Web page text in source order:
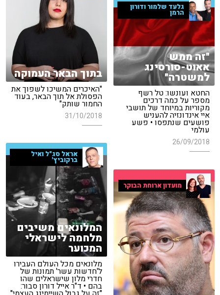
בתוך הבאר העמוקה
"האיכרים המשיכו לשפוך את
הפסולת אל תוך הבאר, בעוד
החמור שותק"
31/10/2018
גלעד שלמור ודורון
הרמן
"זה ממש
אאוט-סורסינג
למשטרה"
החטא ועונשו: טל רשף
מספר על כמה דרכים
מקוריות במיוחד של תושבי
איי אינדונזיה להעניש
פושעים שנתפסו • פשע
עולמי
26/09/2018
אראל סג"ל ואיל
ברקוביץ'
המלונאים משיבים
מלחמה לישראלי
המכוער
מלונאים מכל העולם העבירו
ל'חדשות עשר' תמונות של
חדרי מלון שישראלים שהו
בהם • ד"ר אייל דורון סבור:
מועדון ארוחת הבוקר